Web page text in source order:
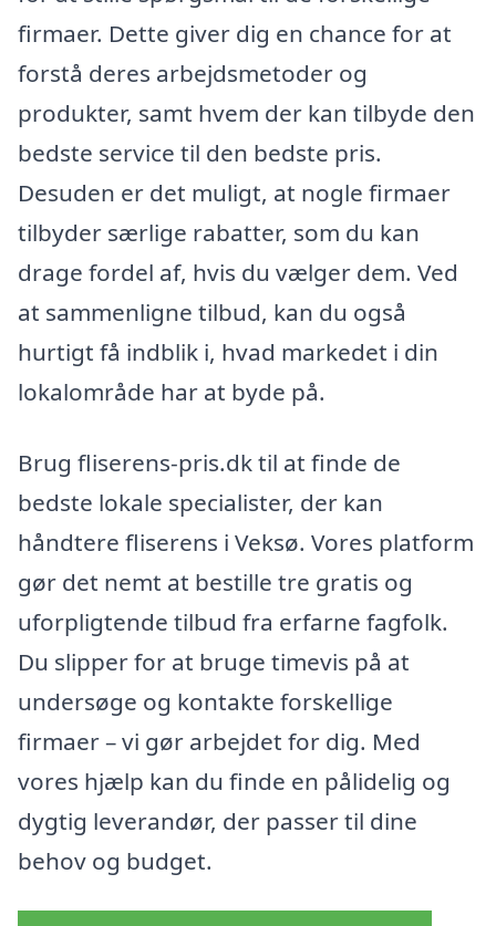
firmaer. Dette giver dig en chance for at
forstå deres arbejdsmetoder og
produkter, samt hvem der kan tilbyde den
bedste service til den bedste pris.
Desuden er det muligt, at nogle firmaer
tilbyder særlige rabatter, som du kan
drage fordel af, hvis du vælger dem. Ved
at sammenligne tilbud, kan du også
hurtigt få indblik i, hvad markedet i din
lokalområde har at byde på.
Brug fliserens-pris.dk til at finde de
bedste lokale specialister, der kan
håndtere fliserens i Veksø. Vores platform
gør det nemt at bestille tre gratis og
uforpligtende tilbud fra erfarne fagfolk.
Du slipper for at bruge timevis på at
undersøge og kontakte forskellige
firmaer – vi gør arbejdet for dig. Med
vores hjælp kan du finde en pålidelig og
dygtig leverandør, der passer til dine
behov og budget.